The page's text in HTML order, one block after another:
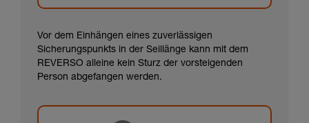
Vor dem Einhängen eines zuverlässigen
Sicherungspunkts in der Seillänge kann mit dem
REVERSO alleine kein Sturz der vorsteigenden
Person abgefangen werden.